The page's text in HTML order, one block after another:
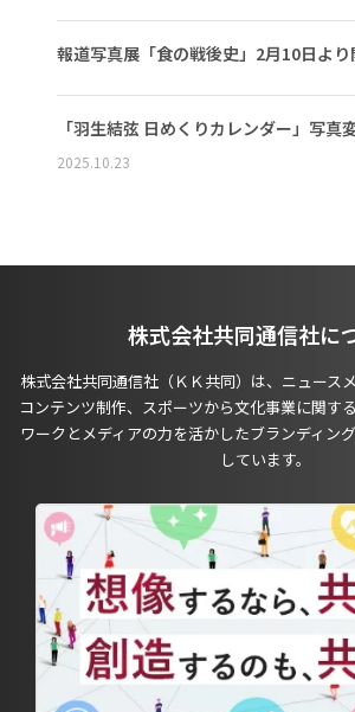
報道写真展「食の戦後史」2月10日より
「羽生結弦 日めくりカレンダー」写真
2025.10.23
株式会社共同通信社に
株式会社共同通信社（ＫＫ共同）は、ニュース
コンテンツ制作、スポーツから文化事業に関す
ワークとメディアの力を活かしたブランディン
しています。